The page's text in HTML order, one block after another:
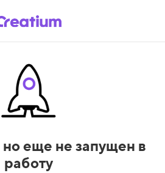
но еще не запущен в
работу